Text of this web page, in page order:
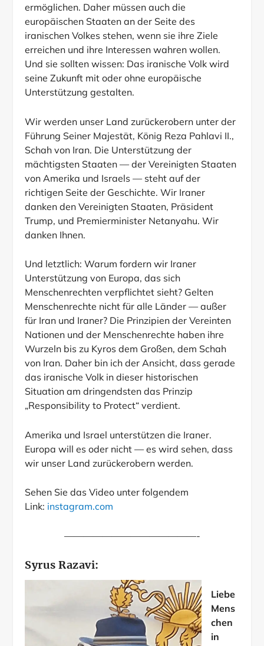
ermöglichen. Daher müssen auch die
europäischen Staaten an der Seite des
iranischen Volkes stehen, wenn sie ihre Ziele
erreichen und ihre Interessen wahren wollen.
Und sie sollten wissen: Das iranische Volk wird
seine Zukunft mit oder ohne europäische
Unterstützung gestalten.
Wir werden unser Land zurückerobern unter der
Führung Seiner Majestät, König Reza Pahlavi II.,
Schah von Iran. Die Unterstützung der
mächtigsten Staaten — der Vereinigten Staaten
von Amerika und Israels — steht auf der
richtigen Seite der Geschichte. Wir Iraner
danken den Vereinigten Staaten, Präsident
Trump, und Premierminister Netanyahu. Wir
danken Ihnen.
Und letztlich: Warum fordern wir Iraner
Unterstützung von Europa, das sich
Menschenrechten verpflichtet sieht? Gelten
Menschenrechte nicht für alle Länder — außer
für Iran und Iraner? Die Prinzipien der Vereinten
Nationen und der Menschenrechte haben ihre
Wurzeln bis zu Kyros dem Großen, dem Schah
von Iran. Daher bin ich der Ansicht, dass gerade
das iranische Volk in dieser historischen
Situation am dringendsten das Prinzip
„Responsibility to Protect“ verdient.
Amerika und Israel unterstützen die Iraner.
Europa will es oder nicht — es wird sehen, dass
wir unser Land zurückerobern werden.
Sehen Sie das Video unter folgendem
Link: instagram.com
——————————————-
Syrus Razavi:
Liebe
Mens
chen
in